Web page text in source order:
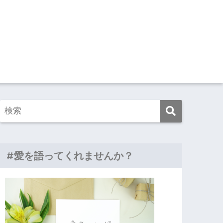
#愛を語ってくれませんか？